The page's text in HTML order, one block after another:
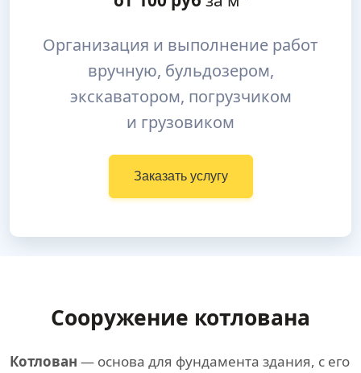
Организация и выполнение работ
вручную, бульдозером,
экскаватором, погрузчиком
и грузовиком
Заказать услугу
Сооружение котлована
Котлован — основа для фундамента здания, с его